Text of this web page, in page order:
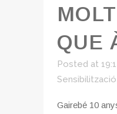
QUE
Posted at
Sensibilització
Gairebé 10